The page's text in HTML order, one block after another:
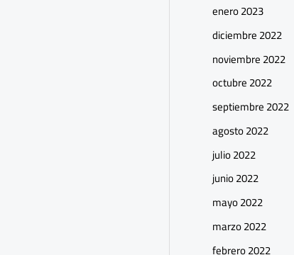
enero 2023
diciembre 2022
noviembre 2022
octubre 2022
septiembre 2022
agosto 2022
julio 2022
junio 2022
mayo 2022
marzo 2022
febrero 2022